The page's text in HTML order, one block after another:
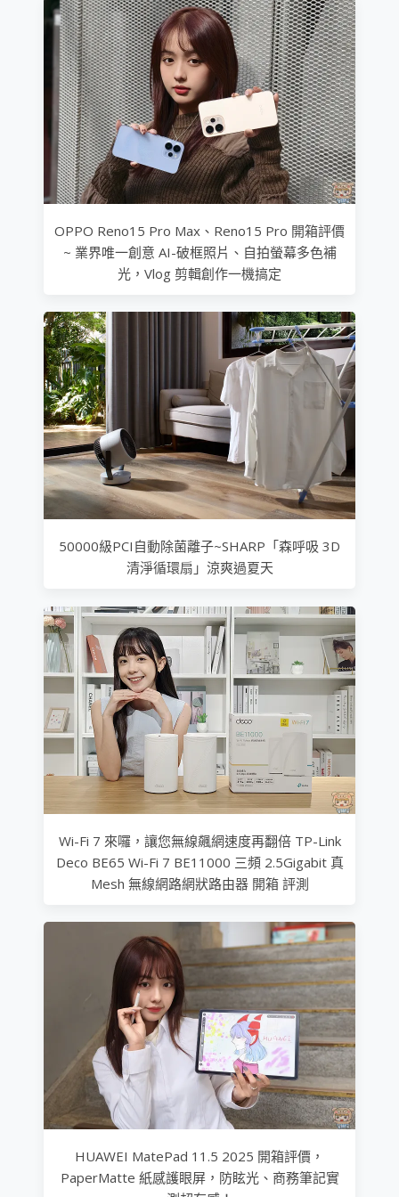
OPPO Reno15 Pro Max、Reno15 Pro 開箱評價
~ 業界唯一創意 AI-破框照片、自拍螢幕多色補
光，Vlog 剪輯創作一機搞定
50000級PCI自動除菌離子~SHARP「森呼吸 3D
清淨循環扇」涼爽過夏天
Wi-Fi 7 來囉，讓您無線飆網速度再翻倍 TP-Link
Deco BE65 Wi-Fi 7 BE11000 三頻 2.5Gigabit 真
Mesh 無線網路網狀路由器 開箱 評測
HUAWEI MatePad 11.5 2025 開箱評價，
PaperMatte 紙感護眼屏，防眩光、商務筆記實